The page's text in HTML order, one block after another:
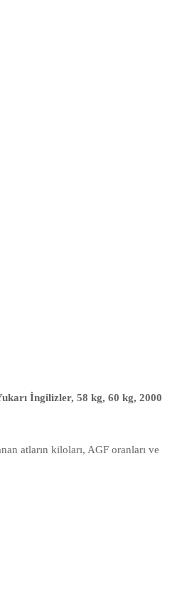
İngilizler, 58 kg, 60 kg, 2000
atların kiloları, AGF oranları ve